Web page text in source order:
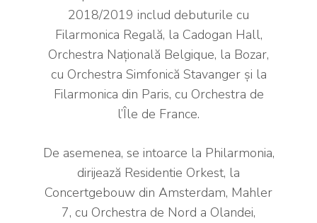
2018/2019 includ debuturile cu
Filarmonica Regală, la Cadogan Hall,
Orchestra Națională Belgique, la Bozar,
cu Orchestra Simfonică Stavanger și la
Filarmonica din Paris, cu Orchestra de
l’Île de France.
De asemenea, se intoarce la Philarmonia,
dirijează Residentie Orkest, la
Concertgebouw din Amsterdam, Mahler
7, cu Orchestra de Nord a Olandei,